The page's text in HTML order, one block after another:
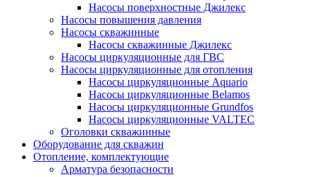
Насосы поверхностные Джилекс
Насосы повышения давления
Насосы скважинные
Насосы скважинные Джилекс
Насосы циркуляционные для ГВС
Насосы циркуляционные для отопления
Насосы циркуляционные Aquario
Насосы циркуляционные Belamos
Насосы циркуляционные Grundfos
Насосы циркуляционные VALTEC
Оголовки скважинные
Оборудование для скважин
Отопление, комплектующие
Арматура безопасности